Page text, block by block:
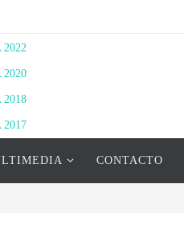
2022
2020
2018
2017
CONTACTO